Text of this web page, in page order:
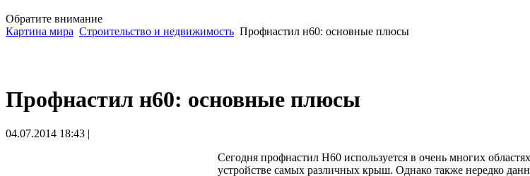
Обратите внимание
Картина мира Строительство и недвижимость Профнастил н60: основные плюсы
Профнастил н60: основные плюсы
04.07.2014 18:43 |
Сегодня профнастил Н60 используется в очень многих
устройстве самых различных крыш. Однако также нередко